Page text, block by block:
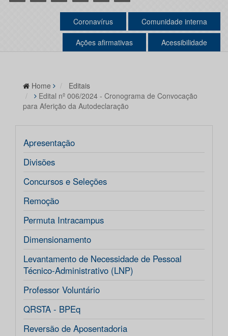
Coronavírus Comunidade interna
Ações afirmativas Acessibilidade
Home
Editais
Edital nº 006/2024 - Cronograma de Convocação
para Aferição da Autodeclaração
Apresentação
Divisões
Concursos e Seleções
Remoção
Permuta Intracampus
Dimensionamento
Levantamento de Necessidade de Pessoal
Técnico-Administrativo (LNP)
Professor Voluntário
QRSTA - BPEq
Reversão de Aposentadoria